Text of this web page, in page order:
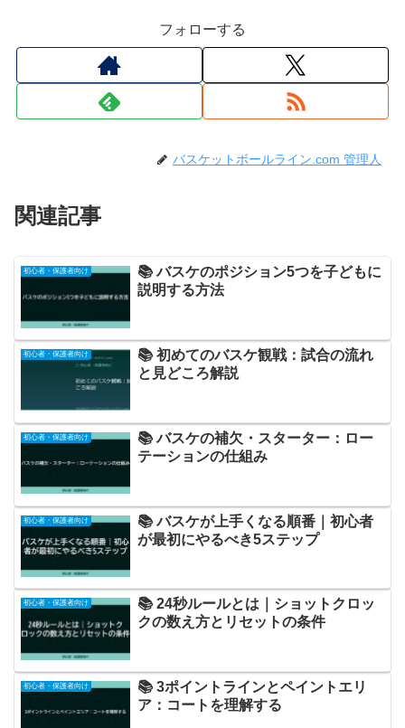
フォローする
バスケットボールライン.com 管理人
関連記事
初心者・保護者向け
📚 バスケのポジション5つを子どもに
説明する方法
初心者・保護者向け
📚 初めてのバスケ観戦：試合の流れ
と見どころ解説
初心者・保護者向け
📚 バスケの補欠・スターター：ロー
テーションの仕組み
初心者・保護者向け
📚 バスケが上手くなる順番｜初心者
が最初にやるべき5ステップ
初心者・保護者向け
📚 24秒ルールとは｜ショットクロッ
クの数え方とリセットの条件
初心者・保護者向け
📚 3ポイントラインとペイントエリ
ア：コートを理解する